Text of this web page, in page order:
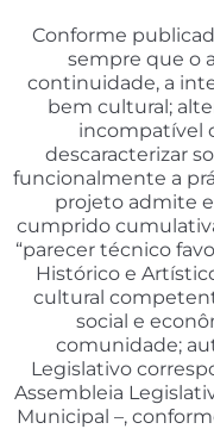
Conforme
sempre que o
continuidade, a
bem cultural;
incompatível
descaracterizar
funcionalmente a
projeto admite
cumprido
“parecer técnico
Histórico e
cultural
social e
comunidade;
Legislativo
Assembleia
Municipal –,